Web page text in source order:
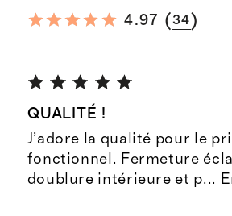
4.97 (34)
QUALITÉ !
J’adore la qualité pour le
fonctionnel. Fermeture
doublure intérieure et p...